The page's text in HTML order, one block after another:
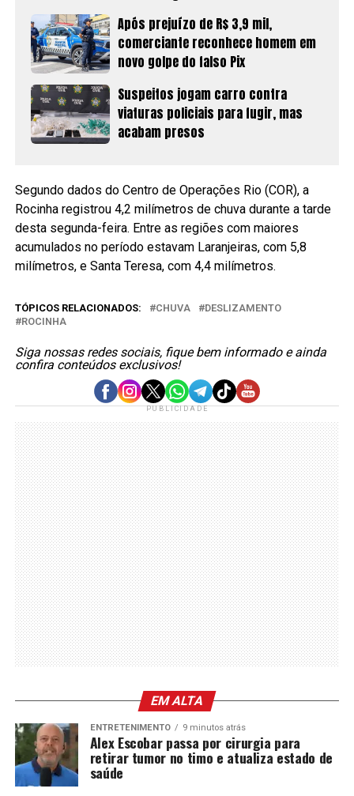
Após prejuízo de R$ 3,9 mil,
comerciante reconhece homem em
novo golpe do falso Pix
Suspeitos jogam carro contra
viaturas policiais para fugir, mas
acabam presos
Segundo dados do Centro de Operações Rio (COR), a
Rocinha registrou 4,2 milímetros de chuva durante a tarde
desta segunda-feira. Entre as regiões com maiores
acumulados no período estavam Laranjeiras, com 5,8
milímetros, e Santa Teresa, com 4,4 milímetros.
TÓPICOS RELACIONADOS: CHUVA
DESLIZAMENTO
ROCINHA
Siga nossas redes sociais, fique bem informado e ainda
confira conteúdos exclusivos!
PUBLICIDADE
EM ALTA
ENTRETENIMENTO 9 minutos atrás
Alex Escobar passa por cirurgia para
retirar tumor no timo e atualiza estado de
saúde